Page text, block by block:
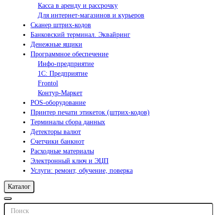
Касса в аренду и рассрочку
Для интернет-магазинов и курьеров
Сканер штрих-кодов
Банковский терминал. Эквайринг
Денежные ящики
Программное обеспечение
Инфо-предприятие
1С: Предприятие
Frontol
Контур-Маркет
POS-оборудование
Принтер печати этикеток (штрих-кодов)
Терминалы сбора данных
Детекторы валют
Счетчики банкнот
Расходные материалы
Электронный ключ и ЭЦП
Услуги: ремонт, обучение, поверка
Каталог